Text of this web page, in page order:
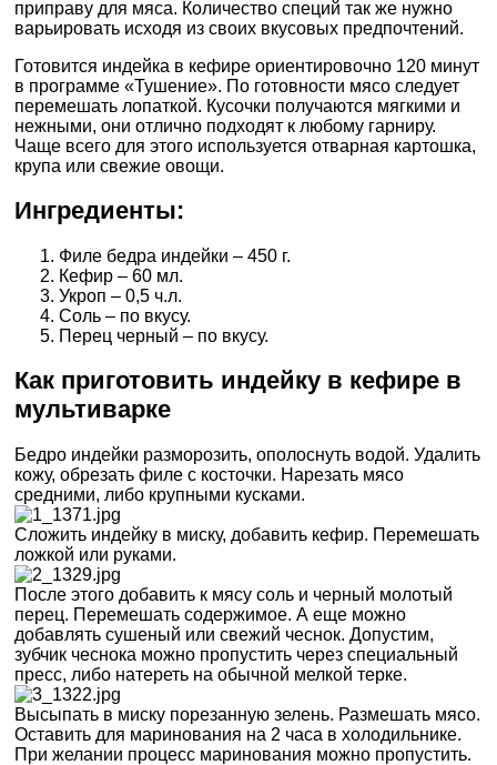
приправу для мяса. Количество специй так же нужно
варьировать исходя из своих вкусовых предпочтений.
Готовится индейка в кефире ориентировочно 120 минут
в программе «Тушение». По готовности мясо следует
перемешать лопаткой. Кусочки получаются мягкими и
нежными, они отлично подходят к любому гарниру.
Чаще всего для этого используется отварная картошка,
крупа или свежие овощи.
Ингредиенты:
Филе бедра индейки – 450 г.
Кефир – 60 мл.
Укроп – 0,5 ч.л.
Соль – по вкусу.
Перец черный – по вкусу.
Как приготовить индейку в кефире в
мультиварке
Бедро индейки разморозить, ополоснуть водой. Удалить
кожу, обрезать филе с косточки. Нарезать мясо
средними, либо крупными кусками.
Сложить индейку в миску, добавить кефир. Перемешать
ложкой или руками.
После этого добавить к мясу соль и черный молотый
перец. Перемешать содержимое. А еще можно
добавлять сушеный или свежий чеснок. Допустим,
зубчик чеснока можно пропустить через специальный
пресс, либо натереть на обычной мелкой терке.
Высыпать в миску порезанную зелень. Размешать мясо.
Оставить для маринования на 2 часа в холодильнике.
При желании процесс маринования можно пропустить.